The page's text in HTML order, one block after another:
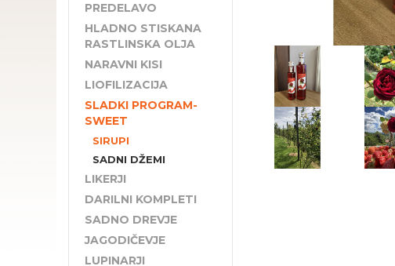
PREDELAVO
HLADNO STISKANA
RASTLINSKA OLJA
NARAVNI KISI
LIOFILIZACIJA
SLADKI PROGRAM-
SWEET
SIRUPI
SADNI DŽEMI
LIKERJI
DARILNI KOMPLETI
SADNO DREVJE
JAGODIČEVJE
LUPINARJI